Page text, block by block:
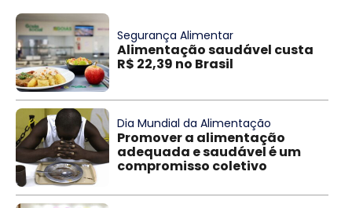
Segurança Alimentar
Alimentação saudável custa
R$ 22,39 no Brasil
Dia Mundial da Alimentação
Promover a alimentação
adequada e saudável é um
compromisso coletivo